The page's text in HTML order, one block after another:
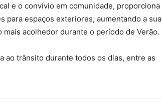
e o convívio em comunidade, proporciona
para espaços exteriores, aumentando a sua
acolhedor durante o período de Verão.
ao trânsito durante todos os dias, entre as